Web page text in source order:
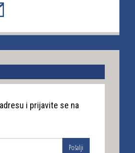
i prijavite se na
Pošalji